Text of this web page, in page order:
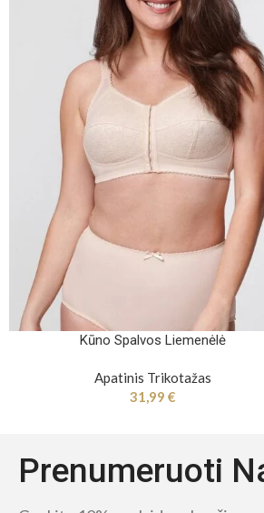
Kūno Spalvos Liemenėlė
Apatinis Trikotažas
31,99 €
Prenumeruoti